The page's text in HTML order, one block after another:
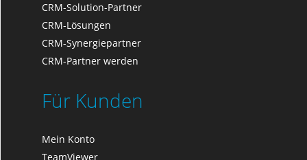
CRM-Solution-Partner
CRM-Lösungen
CRM-Synergiepartner
CRM-Partner werden
Für Kunden
Mein Konto
TeamViewer